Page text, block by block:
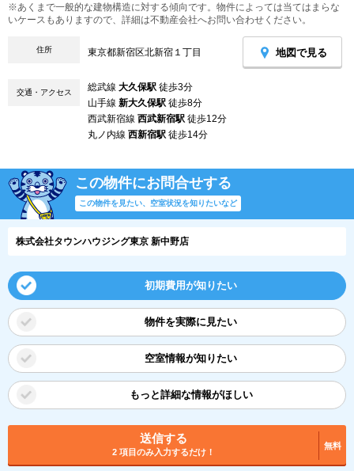
※あくまで一般的な建物構造に対する傾向です。物件によっては当てはまらな
いケースもありますので、詳細は不動産会社へお問い合わせください。
住所 東京都新宿区北新宿１丁目 地図で見る
交通・アクセス 総武線 大久保駅 徒歩3分
山手線 新大久保駅 徒歩8分
西武新宿線 西武新宿駅 徒歩12分
丸ノ内線 西新宿駅 徒歩14分
この物件にお問合せする
この物件を見たい、空室状況を知りたいなど
株式会社タウンハウジング東京 新中野店
初期費用が知りたい
物件を実際に見たい
空室情報が知りたい
もっと詳細な情報がほしい
送信する
2 項目のみ入力するだけ！
無料